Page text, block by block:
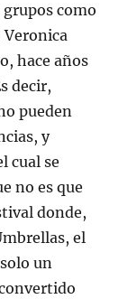
como
Veronica
hace años
decir,
pueden
y
cual se
no es que
donde,
el
un